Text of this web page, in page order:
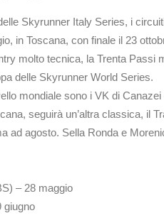
Skyrunner Italy Series, i
in Toscana, con finale il 23
molto tecnica, la Trenta Passi
delle Skyrunner World Series.
mondiale sono i VK di
seguirà un’altra classica, il
ad agosto. Sella Ronda e
– 28 maggio
giugno